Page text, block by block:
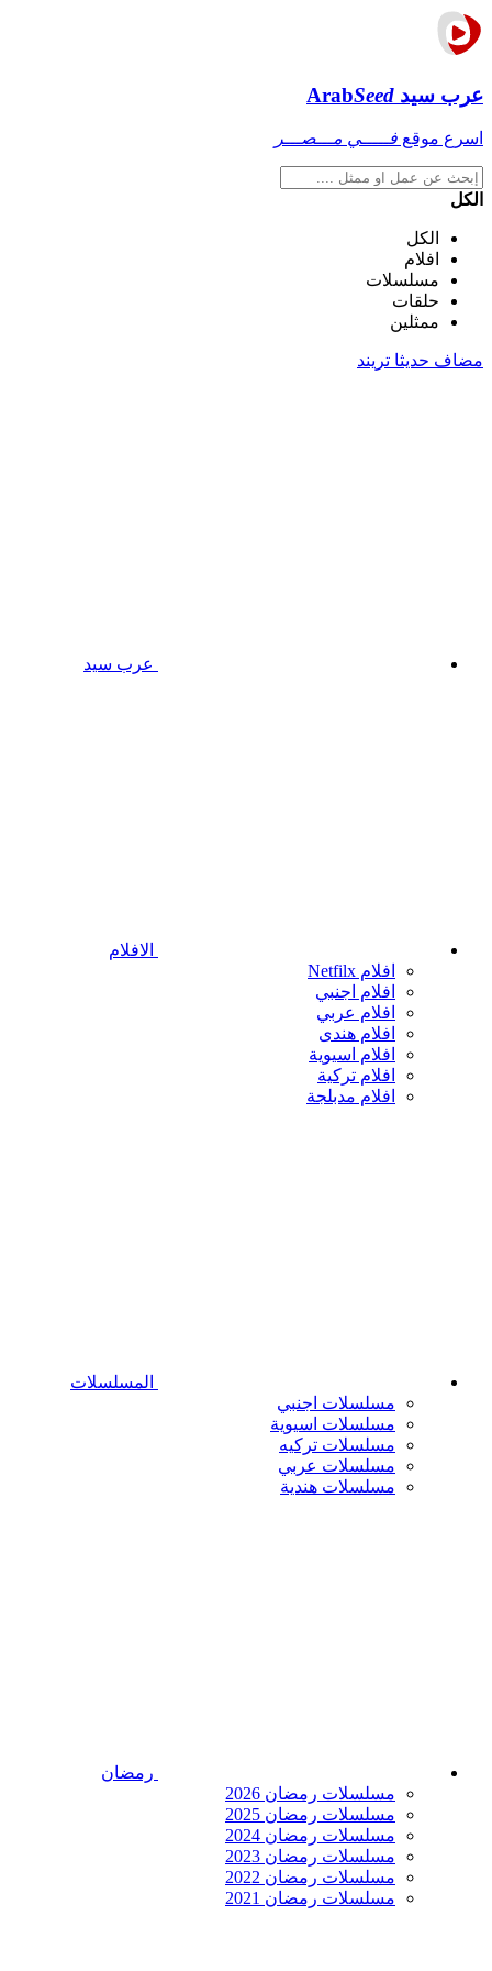
عرب سيد ArabSeed
اسرع موقع فـــــي مـــصـــر
الكل
الكل
افلام
مسلسلات
حلقات
ممثلين
مضاف حديثا تريند
عرب سيد
الافلام
افلام Netfilx
افلام اجنبي
افلام عربي
افلام هندى
افلام اسيوية
افلام تركية
افلام مدبلجة
المسلسلات
مسلسلات اجنبي
مسلسلات اسيوية
مسلسلات تركيه
مسلسلات عربي
مسلسلات هندية
رمضان
مسلسلات رمضان 2026
مسلسلات رمضان 2025
مسلسلات رمضان 2024
مسلسلات رمضان 2023
مسلسلات رمضان 2022
مسلسلات رمضان 2021